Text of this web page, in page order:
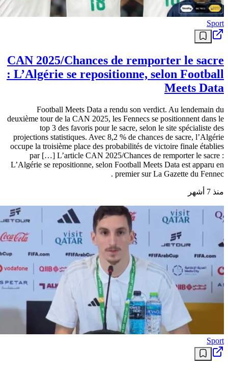
Sport
CAN 2025/Chances de remporter le sacre
: L’Algérie se repositionne, selon Football
Meets Data
Football Meets Data a rendu son verdict. Au lendemain du
deuxième tour de la CAN 2025, les Fennecs se positionnent dans le
top 3 des favoris pour le sacre, selon le site spécialiste des
projections statistiques. Avec 8,2 % de chances de sacre, l’Algérie
occupe la troisième place des probabilités de victoire finale établies
par […] L’article CAN 2025/Chances de remporter le sacre :
L’Algérie se repositionne, selon Football Meets Data est apparu en
premier sur La Gazette du Fennec .
منذ 7 أشهر
Sport